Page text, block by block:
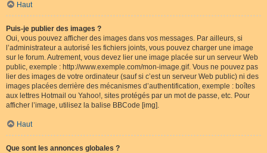
Haut
Puis-je publier des images ?
Oui, vous pouvez afficher des images dans vos messages. Par ailleurs, si
l’administrateur a autorisé les fichiers joints, vous pouvez charger une image
sur le forum. Autrement, vous devez lier une image placée sur un serveur Web
public, exemple : http://www.exemple.com/mon-image.gif. Vous ne pouvez pas
lier des images de votre ordinateur (sauf si c’est un serveur Web public) ni des
images placées derrière des mécanismes d’authentification, exemple : boîtes
aux lettres Hotmail ou Yahoo!, sites protégés par un mot de passe, etc. Pour
afficher l’image, utilisez la balise BBCode [img].
Haut
Que sont les annonces globales ?